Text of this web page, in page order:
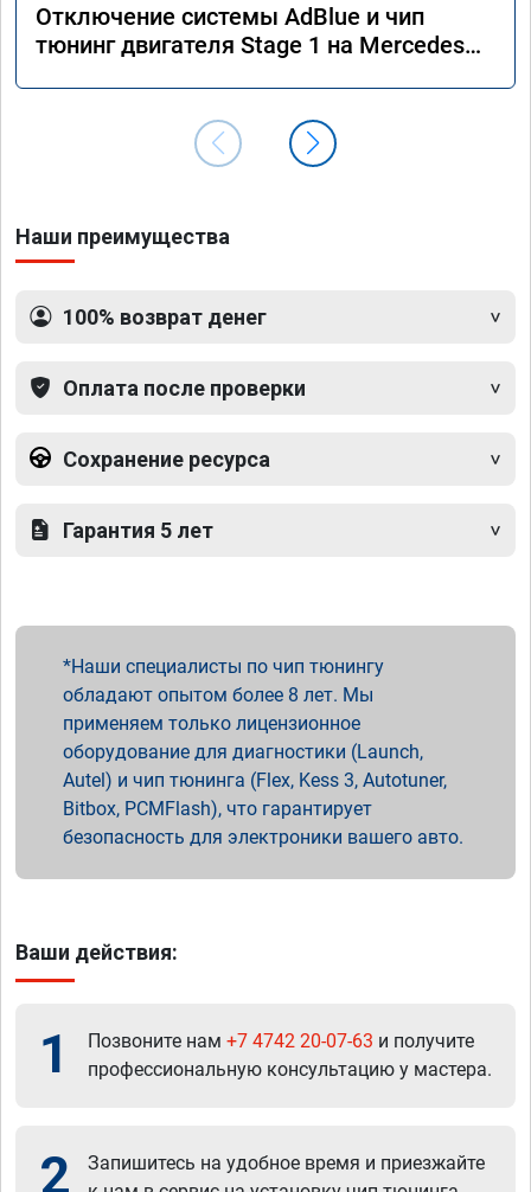
Отключение системы AdBlue и чип
тюнинг двигателя Stage 1 на Mercedes
Наши преимущества
100% возврат денег
Оплата после проверки
Сохранение ресурса
Гарантия 5 лет
Наши специалисты по чип тюнингу
обладают опытом более 8 лет. Мы
применяем только лицензионное
оборудование для диагностики (Launch,
Autel) и чип тюнинга (Flex, Kess 3, Autotuner,
Bitbox, PCMFlash), что гарантирует
безопасность для электроники вашего авто.
Ваши действия:
1 Позвоните нам +7 4742 20-07-63 и получите
профессиональную консультацию у мастера.
2
Запишитесь на удобное время и приезжайте